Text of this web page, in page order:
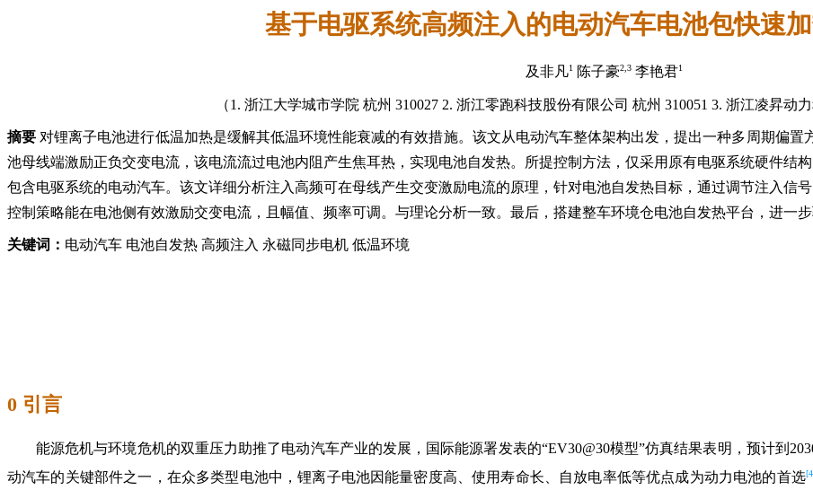
基于电驱系统高频注入的电动汽车电池包快速
及非凡1陈子豪2,3李艳君1
（1. 浙江大学城市学院 杭州 310027 2. 浙江零跑科技股份有限公司 杭州 310051 3. 浙江凌昇动
摘要 对锂离子电池进行低温加热是缓解其低温环境性能衰减的有效措施。该文从电动汽车整体架构出发，提出一种多周期偏
池母线端激励正负交变电流，该电流流过电池内阻产生焦耳热，实现电池自发热。所提控制方法，仅采用原有电驱系统硬件结
包含电驱系统的电动汽车。该文详细分析注入高频可在母线产生交变激励电流的原理，针对电池自发热目标，通过调节注入信
控制策略能在电池侧有效激励交变电流，且幅值、频率可调。与理论分析一致。最后，搭建整车环境仓电池自发热平台，进一
关键词： 电动汽车 电池自发热 高频注入 永磁同步电机 低温环境
0 引言
能源危机与环境危机的双重压力助推了电动汽车产业的发展，国际能源署发表的“EV30@30模型”仿真结果表明，预计到
动汽车的关键部件之一，在众多类型电池中，锂离子电池因能量密度高、使用寿命长、自放电率低等优点成为动力电池的首选